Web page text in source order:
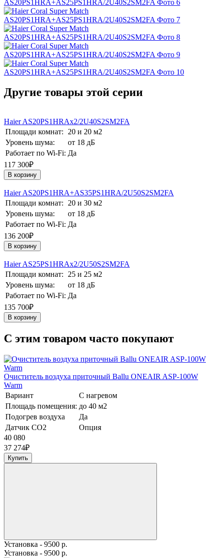
Другие товары этой серии
Haier AS20PS1HRAх2/2U40S2SM2FA
Площади комнат:
20 и 20 м2
Уровень шума:
от 18 дБ
Работает по Wi-Fi: Да
117 300₽
В корзину
Haier AS20PS1HRA+AS35PS1HRA/2U50S2SM2FA
Площади комнат:
20 и 30 м2
Уровень шума:
от 18 дБ
Работает по Wi-Fi: Да
136 200₽
В корзину
Haier AS25PS1HRAх2/2U50S2SM2FA
Площади комнат:
25 и 25 м2
Уровень шума:
от 18 дБ
Работает по Wi-Fi: Да
135 700₽
В корзину
C этим товаром часто покупают
Очиститель воздуха приточный Ballu ONEAIR ASP-100W
Warm
Вариант
С нагревом
Площадь помещения: до 40 м2
Подогрев воздуха
Да
Датчик CO2
Опция
40 080
37 274₽
Купить
Установка - 9500 р.
Установка - 9500 р.